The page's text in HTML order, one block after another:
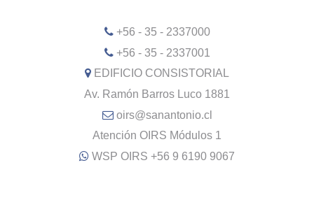
+56 - 35 - 2337000
+56 - 35 - 2337001
EDIFICIO CONSISTORIAL
Av. Ramón Barros Luco 1881
oirs@sanantonio.cl
Atención OIRS Módulos 1
WSP OIRS +56 9 6190 9067